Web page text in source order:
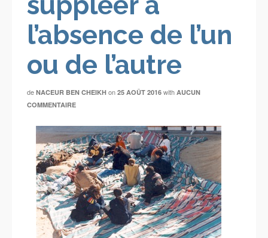
l’absence de l’un
ou de l’autre
de NACEUR BEN CHEIKH on 25 AOÛT 2016 with AUCUN
COMMENTAIRE